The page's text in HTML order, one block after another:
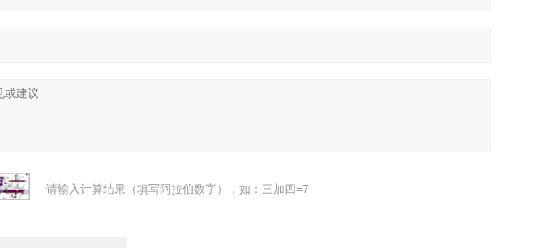
请输入计算结果（填写阿拉伯数字），如：三加四=7